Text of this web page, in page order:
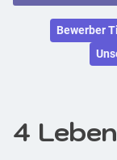
Bewerber
4